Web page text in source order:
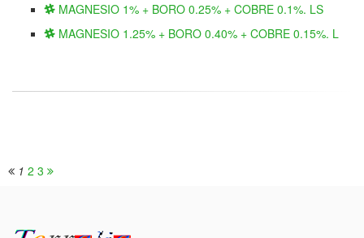
MAGNESIO 1% + BORO 0.25% + COBRE 0.1%. LS
MAGNESIO 1.25% + BORO 0.40% + COBRE 0.15%. L
1 2 3